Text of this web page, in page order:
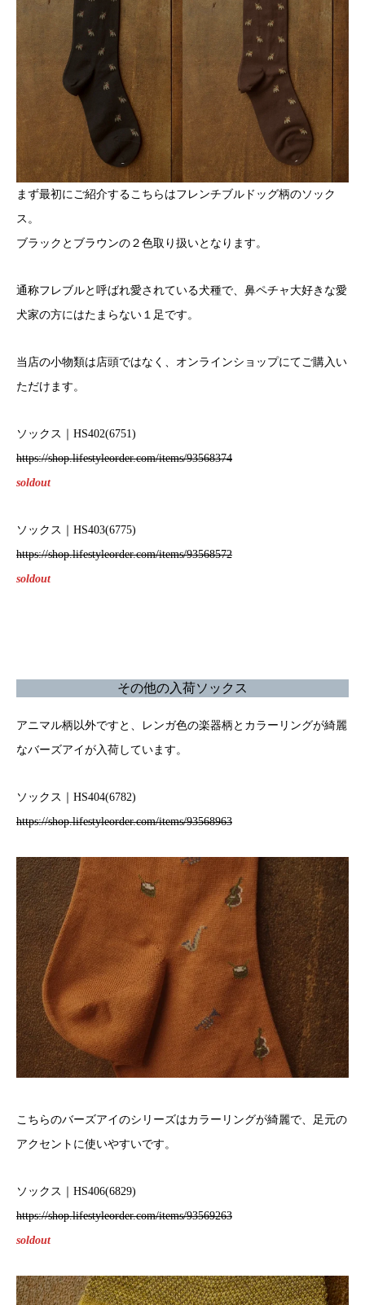
まず最初にご紹介するこちらはフレンチブルドッグ柄のソック
ス。
ブラックとブラウンの２色取り扱いとなります。
通称フレブルと呼ばれ愛されている犬種で、鼻ペチャ大好きな愛
犬家の方にはたまらない１足です。
当店の小物類は店頭ではなく、オンラインショップにてご購入い
ただけます。
ソックス｜HS402(6751)
https://shop.lifestyleorder.com/items/93568374
soldout
ソックス｜HS403(6775)
https://shop.lifestyleorder.com/items/93568572
soldout
その他の入荷ソックス
アニマル柄以外ですと、レンガ色の楽器柄とカラーリングが綺麗
なバーズアイが入荷しています。
ソックス｜HS404(6782)
https://shop.lifestyleorder.com/items/93568963
こちらのバーズアイのシリーズはカラーリングが綺麗で、足元の
アクセントに使いやすいです。
ソックス｜HS406(6829)
https://shop.lifestyleorder.com/items/93569263
soldout